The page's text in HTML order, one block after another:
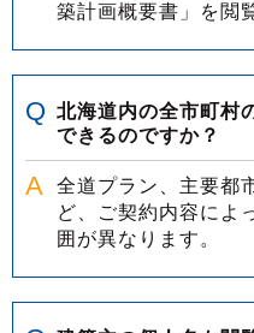
築計画概要書」を閲
北海道内の全市町村
できるのですか？
全道プラン、主要都
ど、ご契約内容によ
囲が異なります。